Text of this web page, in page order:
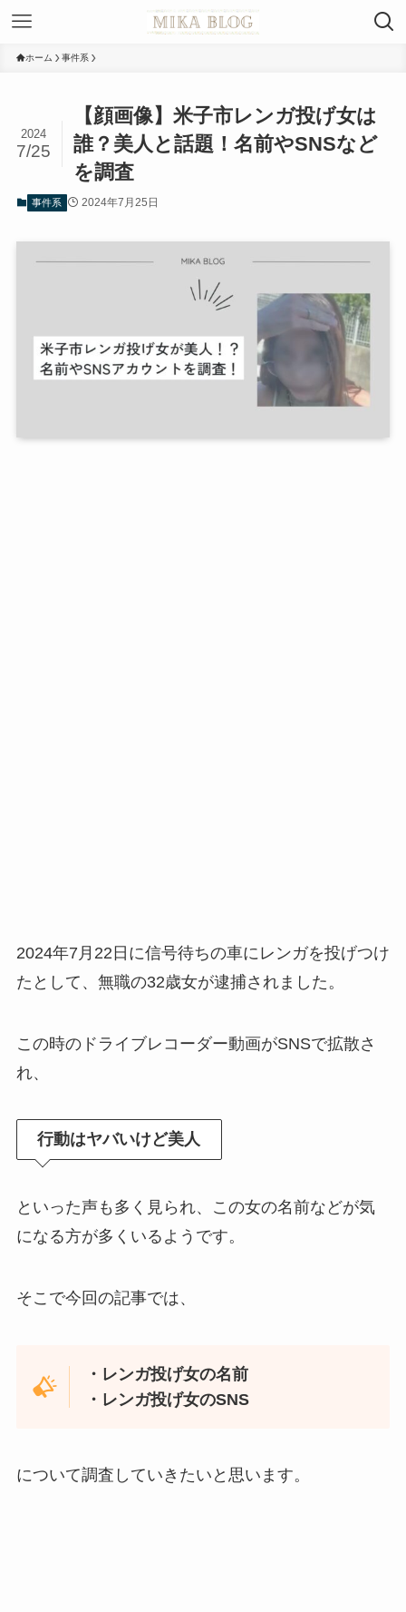
ホーム 事件系
【顔画像】米子市レンガ投げ女は
誰？美人と話題！名前やSNSなど
を調査
2024
7/25
事件系 2024年7月25日
2024年7月22日に信号待ちの車にレンガを投げつけ
たとして、無職の32歳女が逮捕されました。
この時のドライブレコーダー動画がSNSで拡散さ
れ、
行動はヤバいけど美人
といった声も多く見られ、この女の名前などが気
になる方が多くいるようです。
そこで今回の記事では、
・レンガ投げ女の名前
・レンガ投げ女のSNS
について調査していきたいと思います。